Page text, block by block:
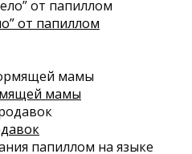
от папиллом
мамы